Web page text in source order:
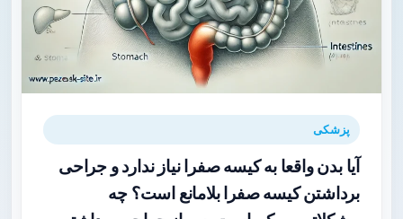
پزشکی
آیا بدن واقعا به کیسه صفرا نیاز ندارد و جراحی
برداشتن کیسه صفرا بلامانع است؟ چه